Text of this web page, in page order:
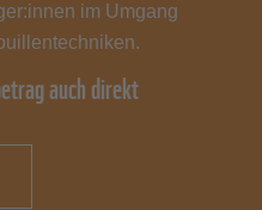
im Umgang
auch direkt